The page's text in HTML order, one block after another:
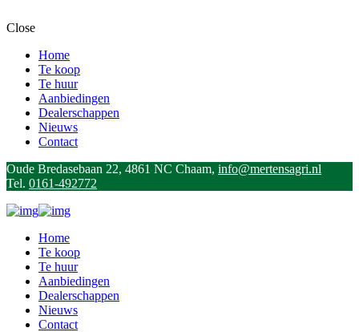
Close
Home
Te koop
Te huur
Aanbiedingen
Dealerschappen
Nieuws
Contact
Oude Bredasebaan 22, 4861 NC Chaam, info@mertensagri.nl
Tel. 0161-492772
Home
Te koop
Te huur
Aanbiedingen
Dealerschappen
Nieuws
Contact